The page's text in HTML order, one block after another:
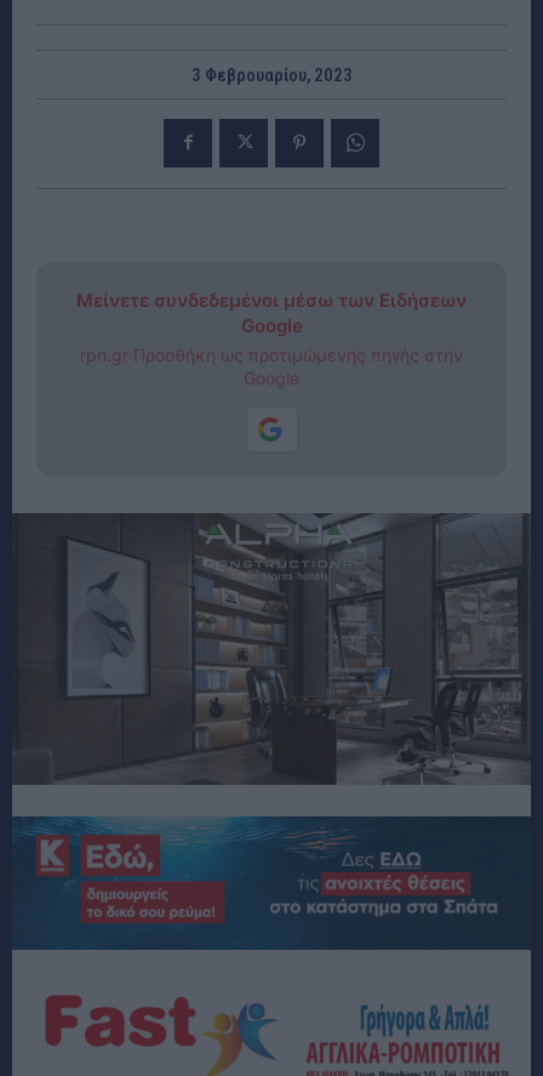
3 Φεβρουαρίου, 2023
Μείνετε συνδεδεμένοι μέσω των Ειδήσεων
Google
rpn.gr Προσθήκη ως προτιμώμενης πηγής στην
Google